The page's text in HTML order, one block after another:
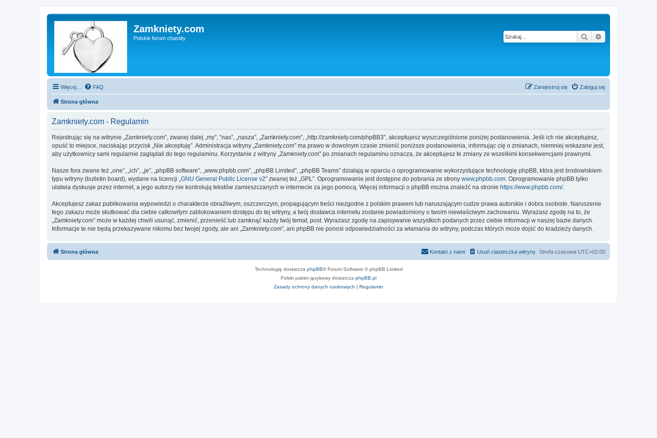
Zamkniety.com
Polskie forum chastity Szukaj
Więcej… FAQ Zaloguj się
Zarejestruj się
Strona główna
Zamkniety.com - Regulamin
Rejestrując się na witrynie „Zamkniety.com”, zwanej dalej „my”, ”nas”, „nasza”, „Zamkniety.com”, „http://zamkniety.com/phpBB3”, akceptujesz wyszczególnione poniżej postanowienia. Jeśli ich nie akceptujesz,
opuść to miejsce, naciskając przycisk „Nie akceptuję”. Administracja witryny „Zamkniety.com” ma prawo w dowolnym czasie zmienić poniższe postanowienia, informując cię o zmianach, niemniej wskazane jest,
aby użytkownicy sami regularnie zaglądali do tego regulaminu. Korzystanie z witryny „Zamkniety.com” po zmianach regulaminu oznacza, że akceptujesz te zmiany ze wszelkimi konsekwencjami prawnymi.
Nasze fora zwane też „one”, „ich”, „je”, „phpBB software”, „www.phpbb.com”, „phpBB Limited”, „phpBB Teams” działają w oparciu o oprogramowanie wykorzystujące technologię phpBB, która jest środowiskiem
typu witryny (bulletin board), wydane na licencji „GNU General Public License v2” zwanej też „GPL”. Oprogramowanie jest dostępne do pobrania ze strony www.phpbb.com. Oprogramowanie phpBB tylko
ułatwia dyskusje przez internet, a jego autorzy nie kontrolują tekstów zamieszczanych w internecie za jego pomocą. Więcej informacji o phpBB można znaleźć na stronie https://www.phpbb.com/.
Akceptujesz zakaz publikowania wypowiedzi o charakterze obraźliwym, oszczerczym, propagującym treści niezgodne z polskim prawem lub naruszającym cudze prawa autorskie i dobra osobiste. Naruszenie
tego zakazu może skutkować dla ciebie całkowitym zablokowaniem dostępu do tej witryny, a twój dostawca internetu zostanie powiadomiony o twoim niewłaściwym zachowaniu. Wyrażasz zgodę na to, że
„Zamkniety.com” może w każdej chwili usunąć, zmienić, przenieść lub zamknąć każdy twój temat, post. Wyrażasz zgodę na zapisywanie wszystkich podanych przez ciebie informacji w naszej bazie danych.
Informacje te nie będą przekazywane nikomu bez twojej zgody, ale ani „Zamkniety.com”, ani phpBB nie ponosi odpowiedzialności za włamania do witryny, podczas których może dojść do kradzieży danych.
Strona główna Strefa czasowa UTC+02:00
Usuń ciasteczka witryny
Kontakt z nami
Technologię dostarcza phpBB® Forum Software © phpBB Limited
Polski pakiet językowy dostarcza phpBB.pl
Zasady ochrony danych osobowych | Regulamin